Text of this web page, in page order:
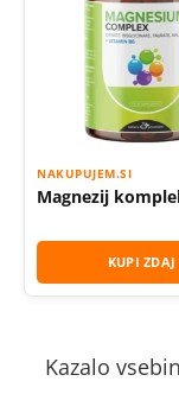
NAKUPUJEM.SI
Magnezij
KUPI ZDAJ
Kazalo